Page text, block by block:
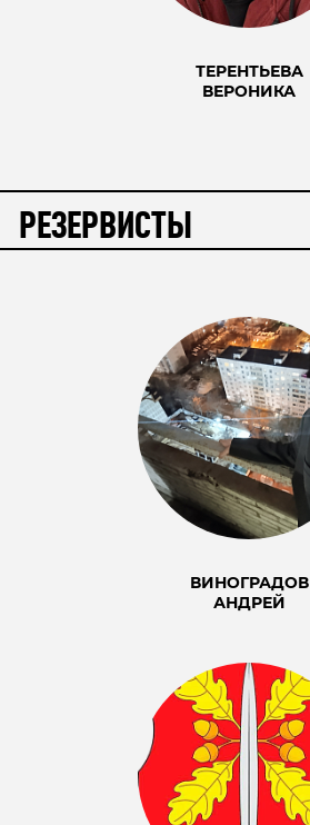
ТЕРЕНТЬЕВА
ВЕРОНИКА
РЕЗЕРВИСТЫ
ВИНОГРАДОВ
АНДРЕЙ